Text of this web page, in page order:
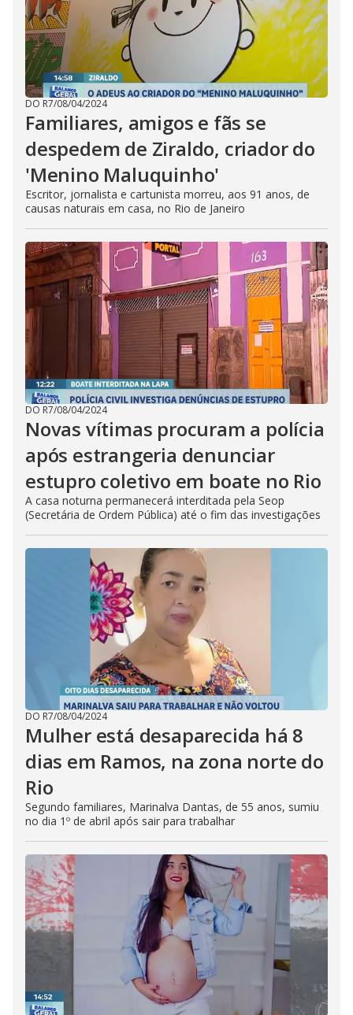
DO R7/08/04/2024
Familiares, amigos e fãs se
despedem de Ziraldo, criador do
'Menino Maluquinho'
Escritor, jornalista e cartunista morreu, aos 91 anos, de
causas naturais em casa, no Rio de Janeiro
DO R7/08/04/2024
Novas vítimas procuram a polícia
após estrangeria denunciar
estupro coletivo em boate no Rio
A casa noturna permanecerá interditada pela Seop
(Secretária de Ordem Pública) até o fim das investigações
DO R7/08/04/2024
Mulher está desaparecida há 8
dias em Ramos, na zona norte do
Rio
Segundo familiares, Marinalva Dantas, de 55 anos, sumiu
no dia 1º de abril após sair para trabalhar